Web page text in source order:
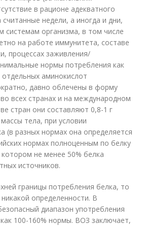
в рационе адекватного
считанные недели, а иногда и дни,
системам организма, в том числе
на работе иммунитета, составе
процессах заживления/
нормы потребления как
аминокислот
давно облечены в форму
всех странах и на международном
стран они составляют 0,8-1 г
тела, при условии
(в разных нормах она определяется
нормах полноценным по белку
не менее 50% белка
источников.
границы потребления белка, то
определенности. В
диапазон употребления
100-160% нормы. ВОЗ заключает,